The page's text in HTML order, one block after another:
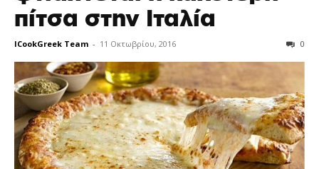
πίτσα στην Ιταλία
ICookGreek Team - 11 Οκτωβρίου, 2016 0